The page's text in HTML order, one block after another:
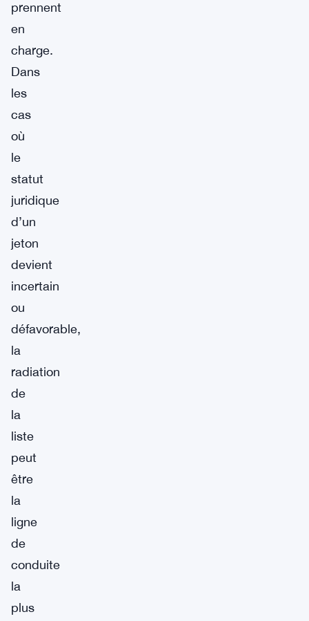
prennent
en
charge.
Dans
les
cas
où
le
statut
juridique
d’un
jeton
devient
incertain
ou
défavorable,
la
radiation
de
la
liste
peut
être
la
ligne
de
conduite
la
plus